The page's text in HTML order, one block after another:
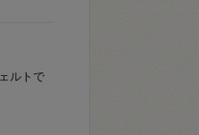
ルトで